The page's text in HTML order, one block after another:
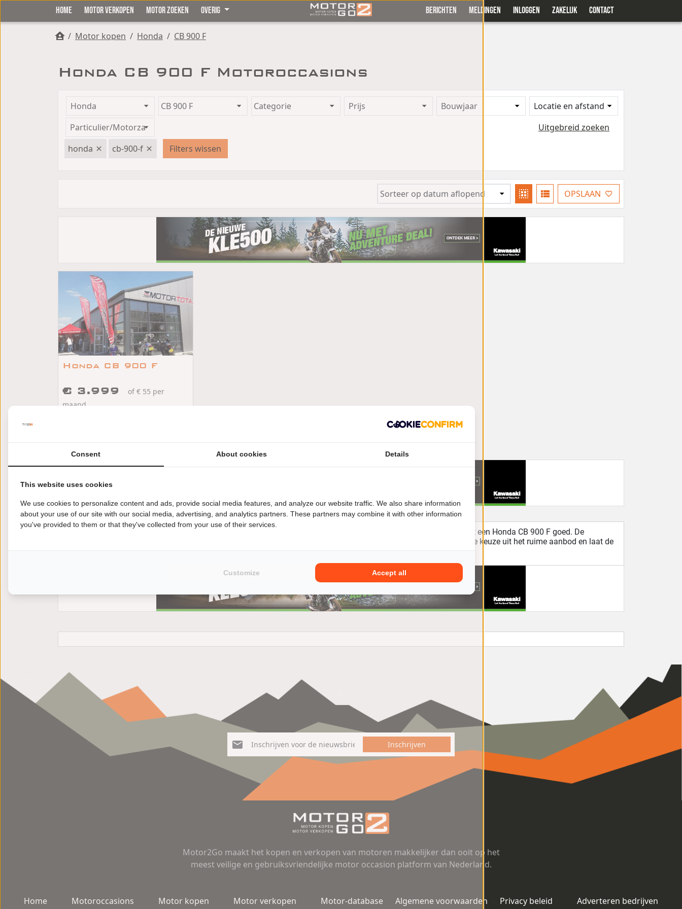
HOME MOTOR VERKOPEN MOTOR ZOEKEN OVERIG BERICHTEN MELDINGEN INLOGGEN ZAKELIJK CONTACT
/ Motor kopen / Honda / CB 900 F
Honda CB 900 F Motoroccasions
Prijs Bouwjaar
Locatie en afstand
Uitgebreid zoeken
honda
cb-900-f Filters wissen
OPSLAAN
Honda CB 900 F
€ 3.999
of € 55 per
maand
Terneuzen
Ben je op zoek naar een tweedehands motor met een perfecte balans tussen stabiliteit en rijdbaarheid dan zit je met een Honda CB 900 F goed. De
afwerking is van prima niveau en koop je een Honda CB 900 F dan weet je, ik koop een complete motorfiets. Maak je keuze uit het ruime aanbod en laat de
ontspannende ritten maar beginnen.
Inschrijven
Motor2Go maakt het kopen en verkopen van motoren makkelijker dan ooit op het
meest veilige en gebruiksvriendelijke motor occasion platform van Nederland.
Home Motoroccasions Motor kopen Motor verkopen Motor-database Algemene voorwaarden Privacy beleid Adverteren bedrijven
Consent About cookies Details
This website uses cookies
We use cookies to personalize content and ads, provide social media features, and analyze our website traffic. We also share information
about your use of our site with our social media, advertising, and analytics partners. These partners may combine it with other information
you've provided to them or that they've collected from your use of their services.
Customize Accept all